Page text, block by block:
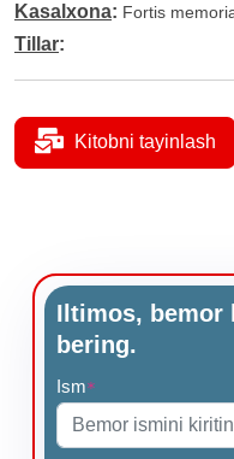
Kasalxona: Fortis
Tillar:
Kitobni tayinlash
Iltimos, bemor
bering.
Ism*